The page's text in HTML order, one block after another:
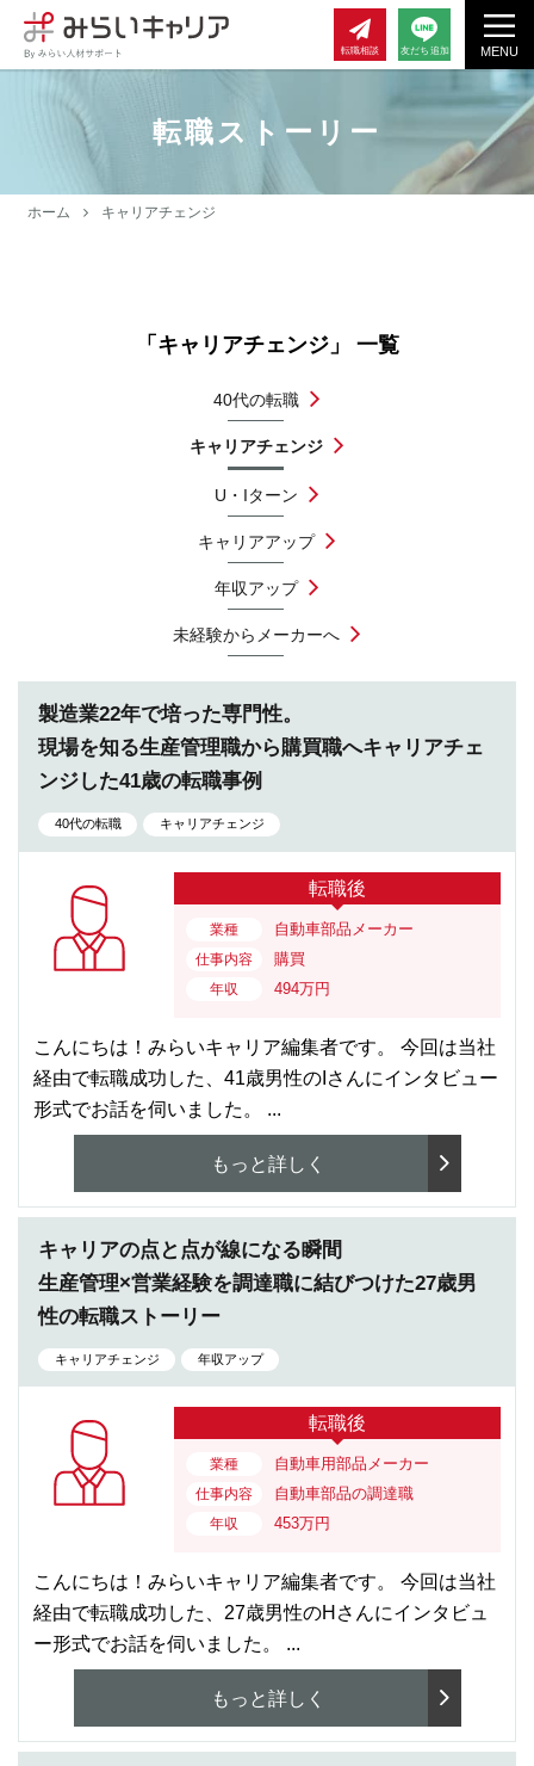
MENU
転職相談 友だち追加
転職ストーリー
ホーム キャリアチェンジ
「キャリアチェンジ」 一覧
40代の転職
キャリアチェンジ
U・Iターン
キャリアアップ
年収アップ
未経験からメーカーへ
製造業22年で培った専門性。
現場を知る生産管理職から購買職へキャリアチェ
ンジした41歳の転職事例
40代の転職 キャリアチェンジ
転職後
業種 自動車部品メーカー
仕事内容 購買
年収 494万円
こんにちは！みらいキャリア編集者です。 今回は当社
経由で転職成功した、41歳男性のIさんにインタビュー
形式でお話を伺いました。 ...
もっと詳しく
キャリアの点と点が線になる瞬間
生産管理×営業経験を調達職に結びつけた27歳男
性の転職ストーリー
キャリアチェンジ 年収アップ
転職後
業種 自動車用部品メーカー
仕事内容 自動車部品の調達職
年収 453万円
こんにちは！みらいキャリア編集者です。 今回は当社
経由で転職成功した、27歳男性のHさんにインタビュ
ー形式でお話を伺いました。 ...
もっと詳しく